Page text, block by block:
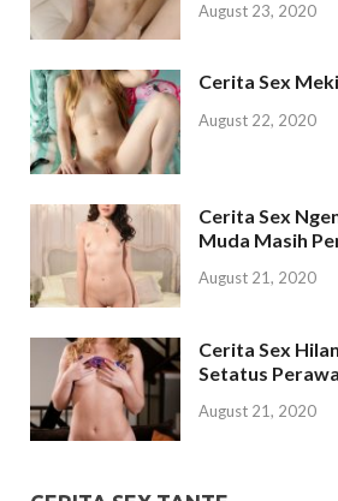
August 23, 2020
Cerita Sex
August 22, 2020
Cerita Sex
Muda Masih
August 21, 2020
Cerita Sex
Setatus
August 21, 2020